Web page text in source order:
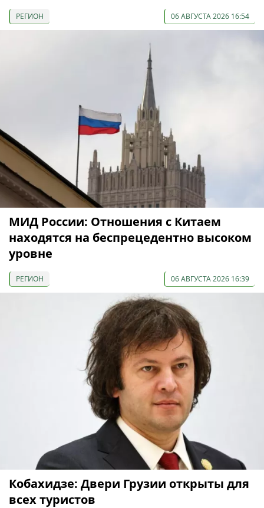
РЕГИОН 06 АВГУСТА 2026 16:54
МИД России: Отношения с Китаем
находятся на беспрецедентно высоком
уровне
РЕГИОН 06 АВГУСТА 2026 16:39
Кобахидзе: Двери Грузии открыты для
всех туристов